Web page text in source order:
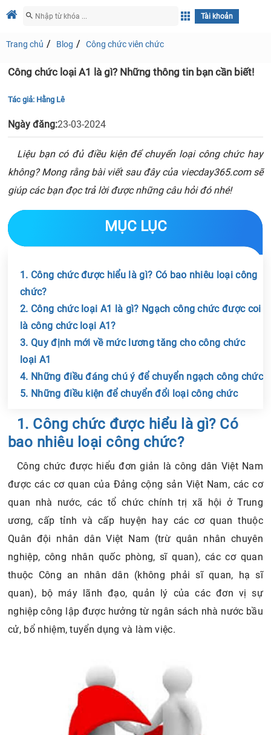
Tài khoản
Trang chủ Blog Công chức viên chức
Công chức loại A1 là gì? Những thông tin bạn cần biết!
Tác giả: Hằng Lê
Ngày đăng:23-03-2024
Liệu bạn có đủ điều kiện để chuyển loại công chức hay
không? Mong rằng bài viết sau đây của viecday365.com sẽ
giúp các bạn đọc trả lời được những câu hỏi đó nhé!
MỤC LỤC
1. Công chức được hiểu là gì? Có bao nhiêu loại công
chức?
2. Công chức loại A1 là gì? Ngạch công chức được coi
là công chức loại A1?
3. Quy định mới về mức lương tăng cho công chức
loại A1
4. Những điều đáng chú ý để chuyển ngạch công chức
5. Những điều kiện để chuyển đổi loại công chức
Chia sẻ tin với bạn bè
1. Công chức được hiểu là gì? Có
bao nhiêu loại công chức?
Công chức được hiểu đơn giản là công dân Việt Nam
được các cơ quan của Đảng cộng sản Việt Nam, các cơ
quan nhà nước, các tổ chức chính trị xã hội ở Trung
ương, cấp tỉnh và cấp huyện hay các cơ quan thuộc
Quân đội nhân dân Việt Nam (trừ quân nhân chuyên
nghiệp, công nhân quốc phòng, sĩ quan), các cơ quan
thuộc Công an nhân dân (không phải sĩ quan, hạ sĩ
quan), bộ máy lãnh đạo, quản lý của các đơn vị sự
nghiệp công lập được hưởng từ ngân sách nhà nước bầu
cử, bổ nhiệm, tuyển dụng và làm việc.